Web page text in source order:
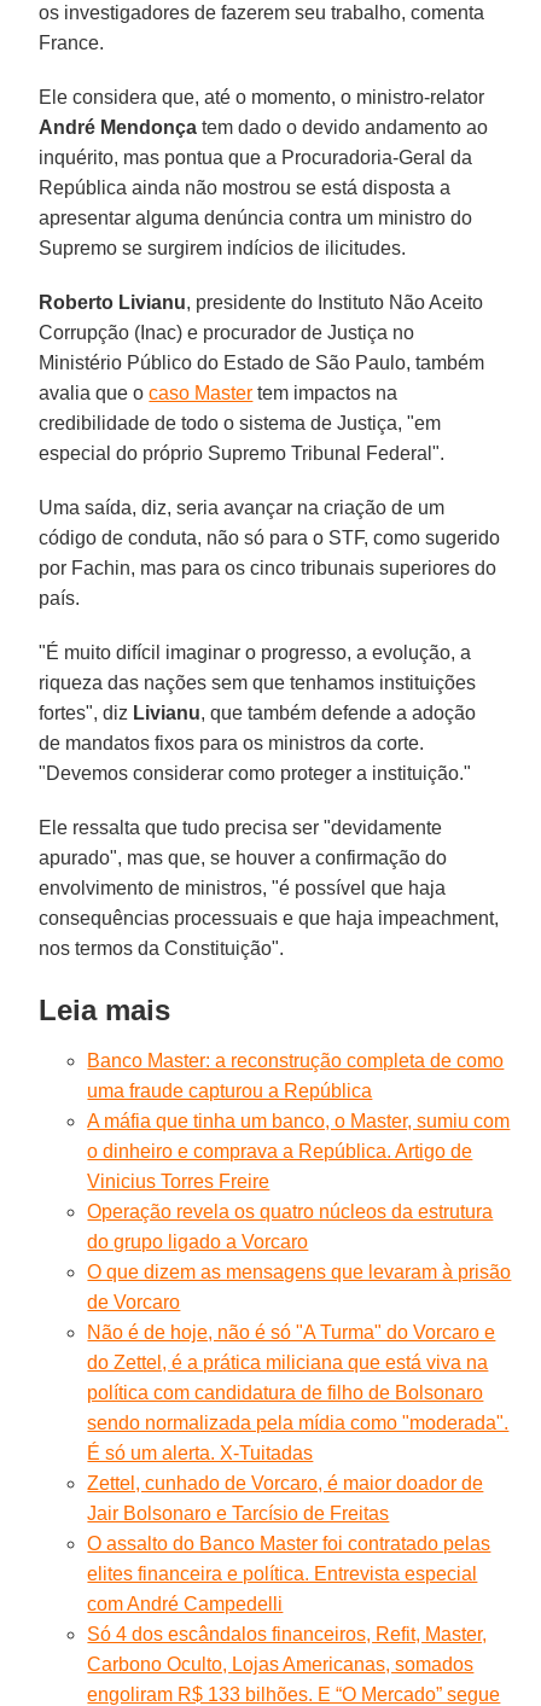
os investigadores de fazerem seu trabalho, comenta
France.
Ele considera que, até o momento, o ministro-relator
André Mendonça tem dado o devido andamento ao
inquérito, mas pontua que a Procuradoria-Geral da
República ainda não mostrou se está disposta a
apresentar alguma denúncia contra um ministro do
Supremo se surgirem indícios de ilicitudes.
Roberto Livianu, presidente do Instituto Não Aceito
Corrupção (Inac) e procurador de Justiça no
Ministério Público do Estado de São Paulo, também
avalia que ocaso Master tem impactos na
credibilidade de todo o sistema de Justiça, "em
especial do próprio Supremo Tribunal Federal".
Uma saída, diz, seria avançar na criação de um
código de conduta, não só para o STF, como sugerido
por Fachin, mas para os cinco tribunais superiores do
país.
"É muito difícil imaginar o progresso, a evolução, a
riqueza das nações sem que tenhamos instituições
fortes", diz Livianu, que também defende a adoção
de mandatos fixos para os ministros da corte.
"Devemos considerar como proteger a instituição."
Ele ressalta que tudo precisa ser "devidamente
apurado", mas que, se houver a confirmação do
envolvimento de ministros, "é possível que haja
consequências processuais e que haja impeachment,
nos termos da Constituição".
Leia mais
Banco Master: a reconstrução completa de como
uma fraude capturou a República
A máfia que tinha um banco, o Master, sumiu com
o dinheiro e comprava a República. Artigo de
Vinicius Torres Freire
Operação revela os quatro núcleos da estrutura
do grupo ligado a Vorcaro
O que dizem as mensagens que levaram à prisão
de Vorcaro
Não é de hoje, não é só "A Turma" do Vorcaro e
do Zettel, é a prática miliciana que está viva na
política com candidatura de filho de Bolsonaro
sendo normalizada pela mídia como "moderada".
É só um alerta. X-Tuitadas
Zettel, cunhado de Vorcaro, é maior doador de
Jair Bolsonaro e Tarcísio de Freitas
O assalto do Banco Master foi contratado pelas
elites financeira e política. Entrevista especial
com André Campedelli
Só 4 dos escândalos financeiros, Refit, Master,
Carbono Oculto, Lojas Americanas, somados
engoliram R$ 133 bilhões. E “O Mercado” segue